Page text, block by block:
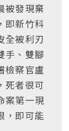
被發現棄
即新竹科
全被利刃
手、雙腳
檢察官盧
死者很可
案第一現
，即可能